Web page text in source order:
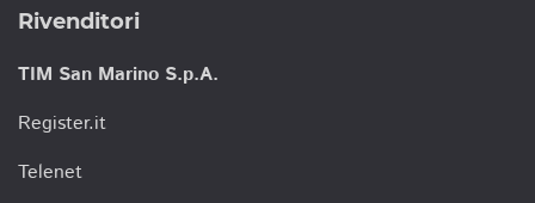
Rivenditori
TIM San Marino S.p.A.
Register.it
Telenet